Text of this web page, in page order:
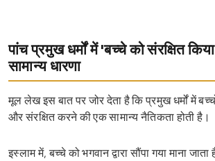
पांच प्रमुख धर्मों में 'बच्चे को संरक्षित
सामान्य धारणा
मूल लेख इस बात पर जोर देता है कि प्रमुख धर्मों में
और संरक्षित करने की एक सामान्य नैतिकता होती है।
इस्लाम में, बच्चे को भगवान द्वारा सौंपा गया माना